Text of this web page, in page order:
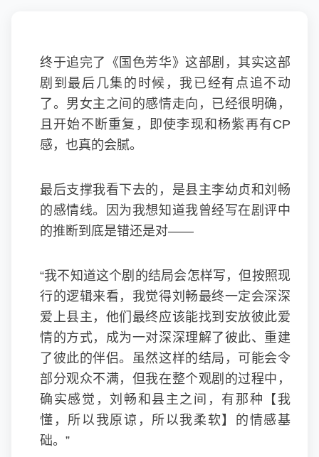
终于追完了《国色芳华》这部剧，其实这部
剧到最后几集的时候，我已经有点追不动
了。男女主之间的感情走向，已经很明确，
且开始不断重复，即使李现和杨紫再有CP
感，也真的会腻。
最后支撑我看下去的，是县主李幼贞和刘畅
的感情线。因为我想知道我曾经写在剧评中
的推断到底是错还是对——
“我不知道这个剧的结局会怎样写，但按照现
行的逻辑来看，我觉得刘畅最终一定会深深
爱上县主，他们最终应该能找到安放彼此爱
情的方式，成为一对深深理解了彼此、重建
了彼此的伴侣。虽然这样的结局，可能会令
部分观众不满，但我在整个观剧的过程中，
确实感觉，刘畅和县主之间，有那种【我
懂，所以我原谅，所以我柔软】的情感基
础。”